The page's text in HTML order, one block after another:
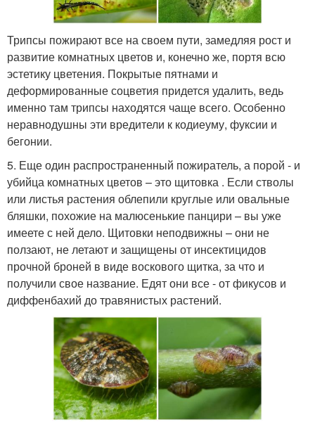
Трипсы пожирают все на своем пути, замедляя рост и
развитие комнатных цветов и, конечно же, портя всю
эстетику цветения. Покрытые пятнами и
деформированные соцветия придется удалить, ведь
именно там трипсы находятся чаще всего. Особенно
неравнодушны эти вредители к кодиеуму, фуксии и
бегонии.
5. Еще один распространенный пожиратель, а порой - и
убийца комнатных цветов – это щитовка . Если стволы
или листья растения облепили круглые или овальные
бляшки, похожие на малюсенькие панцири – вы уже
имеете с ней дело. Щитовки неподвижны – они не
ползают, не летают и защищены от инсектицидов
прочной броней в виде воскового щитка, за что и
получили свое название. Едят они все - от фикусов и
диффенбахий до травянистых растений.